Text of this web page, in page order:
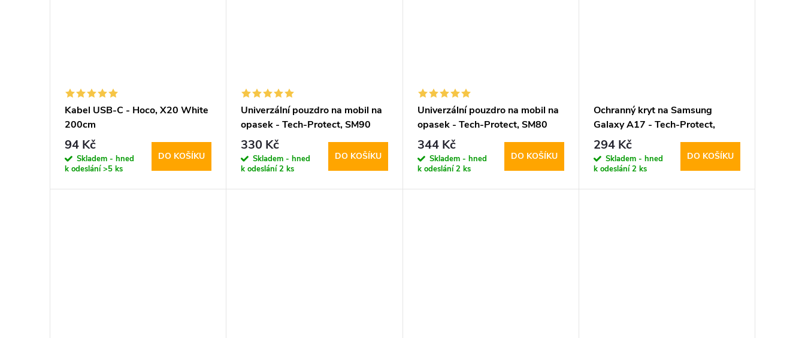
Kabel USB-C - Hoco, X20 White
200cm
94 Kč
Skladem - hned
k odeslání>5 ks
DO KOŠÍKU
Univerzální pouzdro na mobil na
opasek - Tech-Protect, SM90
5.8-6.8" Black
330 Kč
Skladem - hned
k odeslání2 ks
DO KOŠÍKU
Univerzální pouzdro na mobil na
opasek - Tech-Protect, SM80
5.8-6.8" Black
344 Kč
Skladem - hned
k odeslání2 ks
DO KOŠÍKU
Ochranný kryt na Samsung
Galaxy A17 - Tech-Protect,
CamShield Black
294 Kč
Skladem - hned
k odeslání2 ks
DO KOŠÍKU